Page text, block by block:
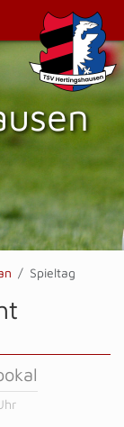
Spieltag